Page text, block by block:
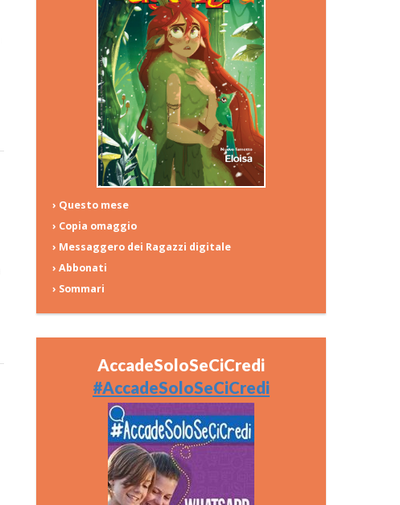
› Questo mese
› Copia omaggio
› Messaggero dei Ragazzi digitale
› Abbonati
› Sommari
AccadeSoloSeCiCredi
#AccadeSoloSeCiCredi